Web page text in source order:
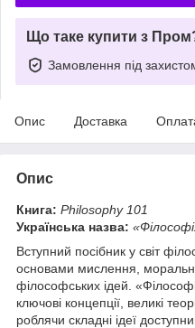
Що таке купити з
Замовлення під
Опис Доставка
Опис
Книга: Philosophy 101
Українська назва:
Вступний посібник у світ
основами мислення,
філософських ідей.
ключові концепції, великі
роблячи складні ідеї